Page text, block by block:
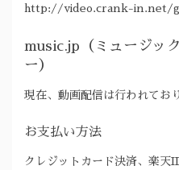
http://video.crank-in.net/
music.jp（ミュージッ
ー）
現在、動画配信は行われてお
お支払い方法
クレジットカード決済、楽天